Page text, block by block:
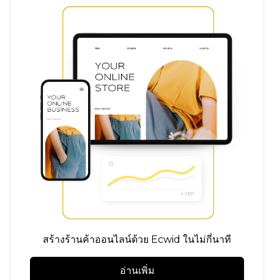
สร้างร้านค้าออนไลน์ด้วย Ecwid ในไม่กี่นาที
อ่านเพิ่ม